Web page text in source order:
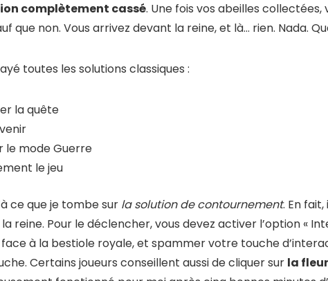
complètement cassé. Une fois vos abeilles collectées,
que non. Vous arrivez devant la reine, et là… rien. Nada.
toutes les solutions classiques :
la quête
le mode Guerre
le jeu
ce que je tombe sur la solution de contournement. En
reine. Pour le déclencher, vous devez activer l’option «
à la bestiole royale, et spammer votre touche
Certains joueurs conseillent aussi de cliquer sur la